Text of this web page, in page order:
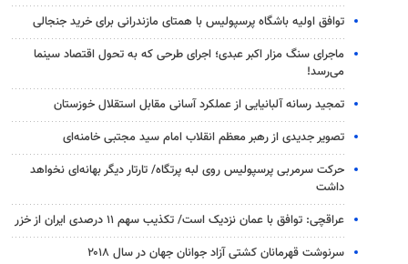
توافق اولیه باشگاه پرسپولیس با همتای مازندرانی برای خرید جنجالی
ماجرای سنگ مزار اکبر عبدی؛ اجرای طرحی که به تحول اقتصاد سینما
می‌رسد!
تمجید رسانه آلبانیایی از عملکرد آسانی مقابل استقلال خوزستان
تصویر جدیدی از رهبر معظم انقلاب امام سید مجتبی خامنه‌ای
حرکت سرمربی پرسپولیس روی لبه پرتگاه/ تارتار دیگر بهانه‌ای نخواهد
داشت
عراقچی: توافق با عمان نزدیک است/ تکذیب سهم ۱۱ درصدی ایران از خزر
سرنوشت قهرمانان کشتی آزاد جوانان جهان در سال ۲۰۱۸